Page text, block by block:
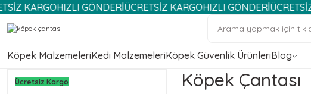
HIZLI GÖNDERİÜCRETSİZ KARGOHIZLI GÖNDERİÜCRETSİZ
Köpek MalzemeleriKedi MalzemeleriKöpek Güvenlik ÜrünleriBlog
Ücretsiz Kargo Köpek Çantası